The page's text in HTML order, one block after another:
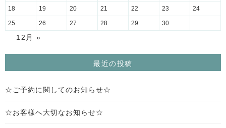
18 19 20 21 22 23 24
25 26 27 28 29 30
12月 »
最近の投稿
☆ご予約に関してのお知らせ☆
☆お客様へ大切なお知らせ☆